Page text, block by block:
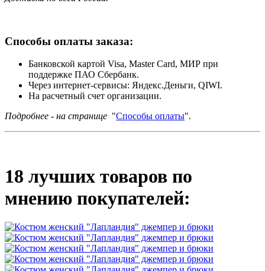
Способы оплаты заказа:
Банковской картой Visa, Master Card, МИР при
поддержке ПАО Сбербанк.
Через интернет-сервисы: Яндекс.Деньги, QIWI.
На расчетный счет организации.
Подробнее - на странице "Способы оплаты".
18 лучших товаров по
мнению покупателей: